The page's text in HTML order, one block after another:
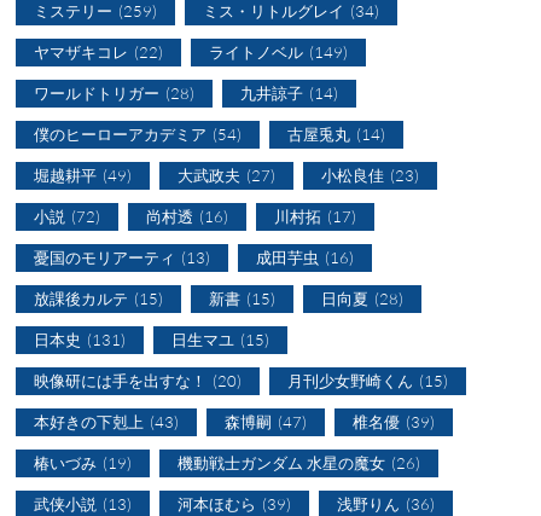
ミステリー (259) ミス・リトルグレイ (34)
ヤマザキコレ (22) ライトノベル (149)
ワールドトリガー (28) 九井諒子 (14)
僕のヒーローアカデミア (54) 古屋兎丸 (14)
堀越耕平 (49) 大武政夫 (27) 小松良佳 (23)
小説 (72) 尚村透 (16) 川村拓 (17)
憂国のモリアーティ (13) 成田芋虫 (16)
放課後カルテ (15) 新書 (15) 日向夏 (28)
日本史 (131) 日生マユ (15)
映像研には手を出すな！ (20) 月刊少女野崎くん (15)
本好きの下剋上 (43) 森博嗣 (47) 椎名優 (39)
椿いづみ (19) 機動戦士ガンダム 水星の魔女 (26)
武侠小説 (13) 河本ほむら (39) 浅野りん (36)